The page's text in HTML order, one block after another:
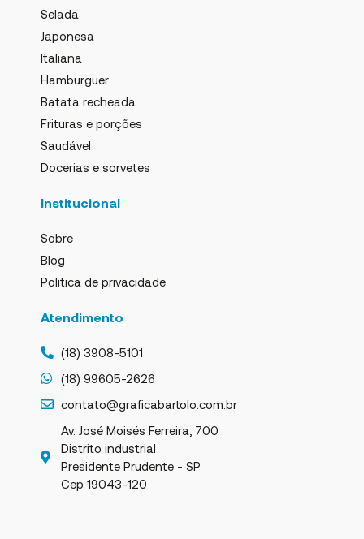
Selada
Japonesa
Italiana
Hamburguer
Batata recheada
Frituras e porções
Saudável
Docerias e sorvetes
Institucional
Sobre
Blog
Politica de privacidade
Atendimento
(18) 3908-5101
(18) 99605-2626
contato@graficabartolo.com.br
Av. José Moisés Ferreira, 700
Distrito industrial
Presidente Prudente - SP
Cep 19043-120